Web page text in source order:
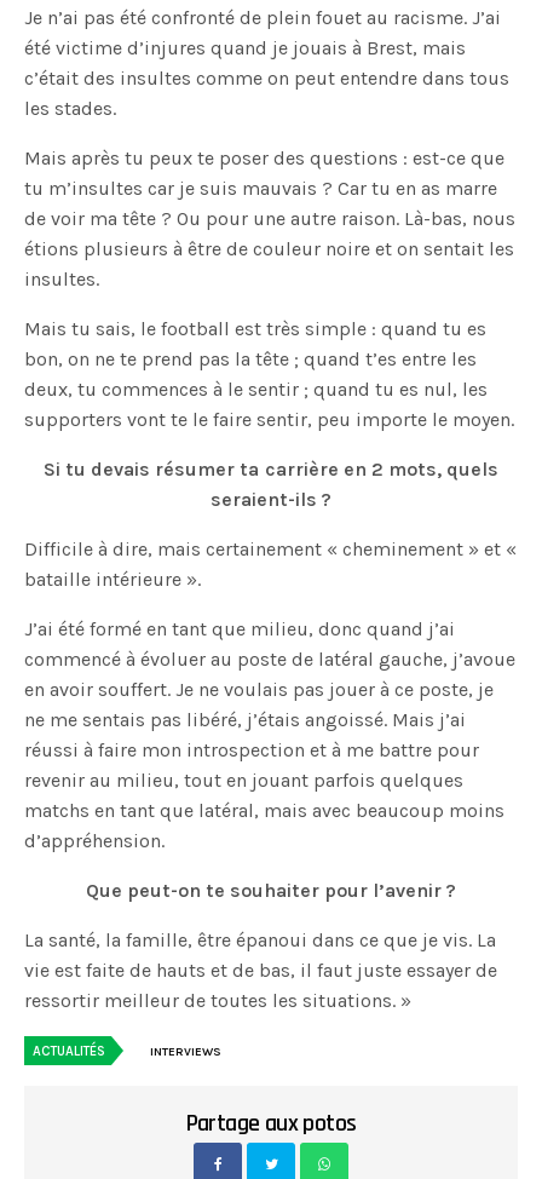
Je n’ai pas été confronté de plein fouet au racisme. J’ai
été victime d’injures quand je jouais à Brest, mais
c’était des insultes comme on peut entendre dans tous
les stades.
Mais après tu peux te poser des questions : est-ce que
tu m’insultes car je suis mauvais ? Car tu en as marre
de voir ma tête ? Ou pour une autre raison. Là-bas, nous
étions plusieurs à être de couleur noire et on sentait les
insultes.
Mais tu sais, le football est très simple : quand tu es
bon, on ne te prend pas la tête ; quand t’es entre les
deux, tu commences à le sentir ; quand tu es nul, les
supporters vont te le faire sentir, peu importe le moyen.
Si tu devais résumer ta carrière en 2 mots, quels
seraient-ils ?
Difficile à dire, mais certainement « cheminement » et «
bataille intérieure ».
J’ai été formé en tant que milieu, donc quand j’ai
commencé à évoluer au poste de latéral gauche, j’avoue
en avoir souffert. Je ne voulais pas jouer à ce poste, je
ne me sentais pas libéré, j’étais angoissé. Mais j’ai
réussi à faire mon introspection et à me battre pour
revenir au milieu, tout en jouant parfois quelques
matchs en tant que latéral, mais avec beaucoup moins
d’appréhension.
Que peut-on te souhaiter pour l’avenir ?
La santé, la famille, être épanoui dans ce que je vis. La
vie est faite de hauts et de bas, il faut juste essayer de
ressortir meilleur de toutes les situations. »
ACTUALITÉS INTERVIEWS
Partage aux potos